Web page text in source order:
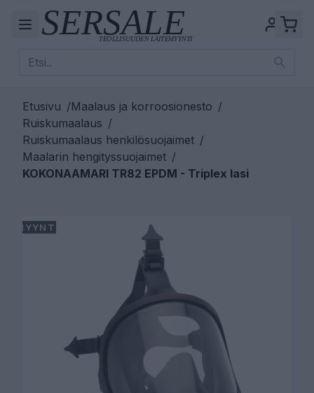
Etusivu /Maalaus ja korroosionesto /
Ruiskumaalaus /
Ruiskumaalaus henkilösuojaimet /
Maalarin hengityssuojaimet /
KOKONAAMARI TR82 EPDM - Triplex lasi
MYYNTI!